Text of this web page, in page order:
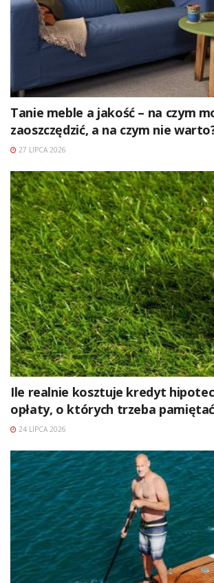
Tanie meble a jakość – na czym
zaoszczędzić, a na czym nie
27 LIPCA 2026
Ile realnie kosztuje kredyt
opłaty, o których trzeba pamiętać
24 LIPCA 2026